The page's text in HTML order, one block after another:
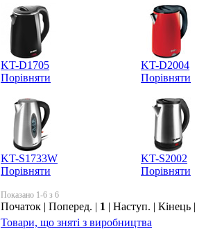
KT-D1705
Порівняти
KT-D2004
Порівняти
KT-S1733W
Порівняти
KT-S2002
Порівняти
Показано 1-6 з 6
Початок | Поперед. | 1 | Наступ. | Кінець
Товари, що зняті з виробництва